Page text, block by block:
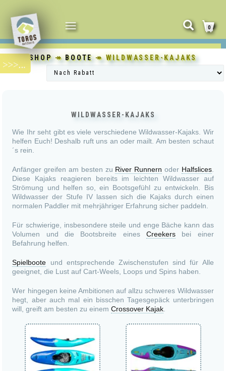
NAVIGATION
UMSCHALTEN
0
SHOP↠ BOOTE↠ WILDWASSER-KAJAKS
WILDWASSER-KAJAKS
Wie Ihr seht gibt es viele verschiedene Wildwasser-Kajaks. Wir
helfen Euch! Deshalb ruft uns an oder mailt. Am besten schaut
´s rein.
Anfänger greifen am besten zu River Runnern oder Halfslices.
Diese Kajaks reagieren bereits im leichten Wildwasser auf
Strömung und helfen so, ein Bootsgefühl zu entwickeln. Bis
Wildwasser der Stufe IV lassen sich die Kajaks durch einen
normalen Paddler mit mehrjähriger Erfahrung sicher paddeln.
Für schwierige, insbesondere steile und enge Bäche kann das
Volumen und die Bootsbreite eines Creekersbei einer
Befahrung helfen.
Spielboote und entsprechende Zwischenstufen sind für Alle
geeignet, die Lust auf Cart-Weels, Loops und Spins haben.
Wer hingegen keine Ambitionen auf allzu schweres Wildwasser
hegt, aber auch mal ein bisschen Tagesgepäck unterbringen
will, greift am besten zu einemCrossover Kajak